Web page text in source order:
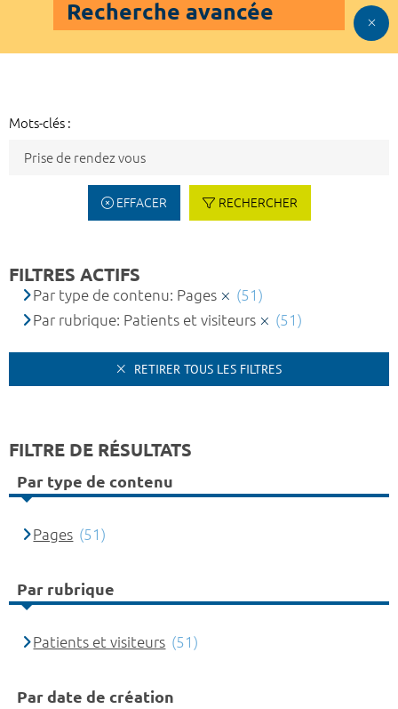
Recherche avancée
Mots-clés :
EFFACER RECHERCHER
FILTRES ACTIFS
Par type de contenu: Pages
(51)
Par rubrique: Patients et visiteurs
(51)
RETIRER TOUS LES FILTRES
FILTRE DE RÉSULTATS
Par type de contenu
Pages (51)
Par rubrique
Patients et visiteurs (51)
Par date de création